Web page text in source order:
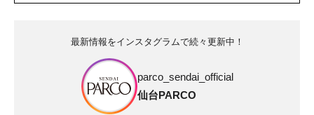
最新情報をインスタグラムで続々更新中！
parco_sendai_official
仙台PARCO